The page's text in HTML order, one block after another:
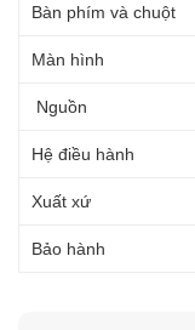
Bàn phím và chuột
Màn hình
Nguồn
Hệ điều hành
Xuất xứ
Bảo hành